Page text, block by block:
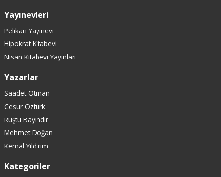
Yayınevleri
Pelikan Yayınevi
Hipokrat Kitabevi
Nisan Kitabevi Yayınları
Yazarlar
Saadet Otman
Cesur Öztürk
Rüştü Bayındır
Mehmet Doğan
Kemal Yıldırım
Kategoriler